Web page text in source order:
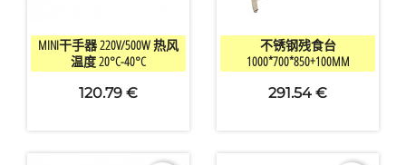
快速查看
MINI干手器 220V/500W 热风
温度 20°C-40°C
120.79 €
快速查看
不锈钢残食台
1000*700*850+100MM
291.54 €